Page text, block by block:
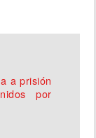
a prisión
por